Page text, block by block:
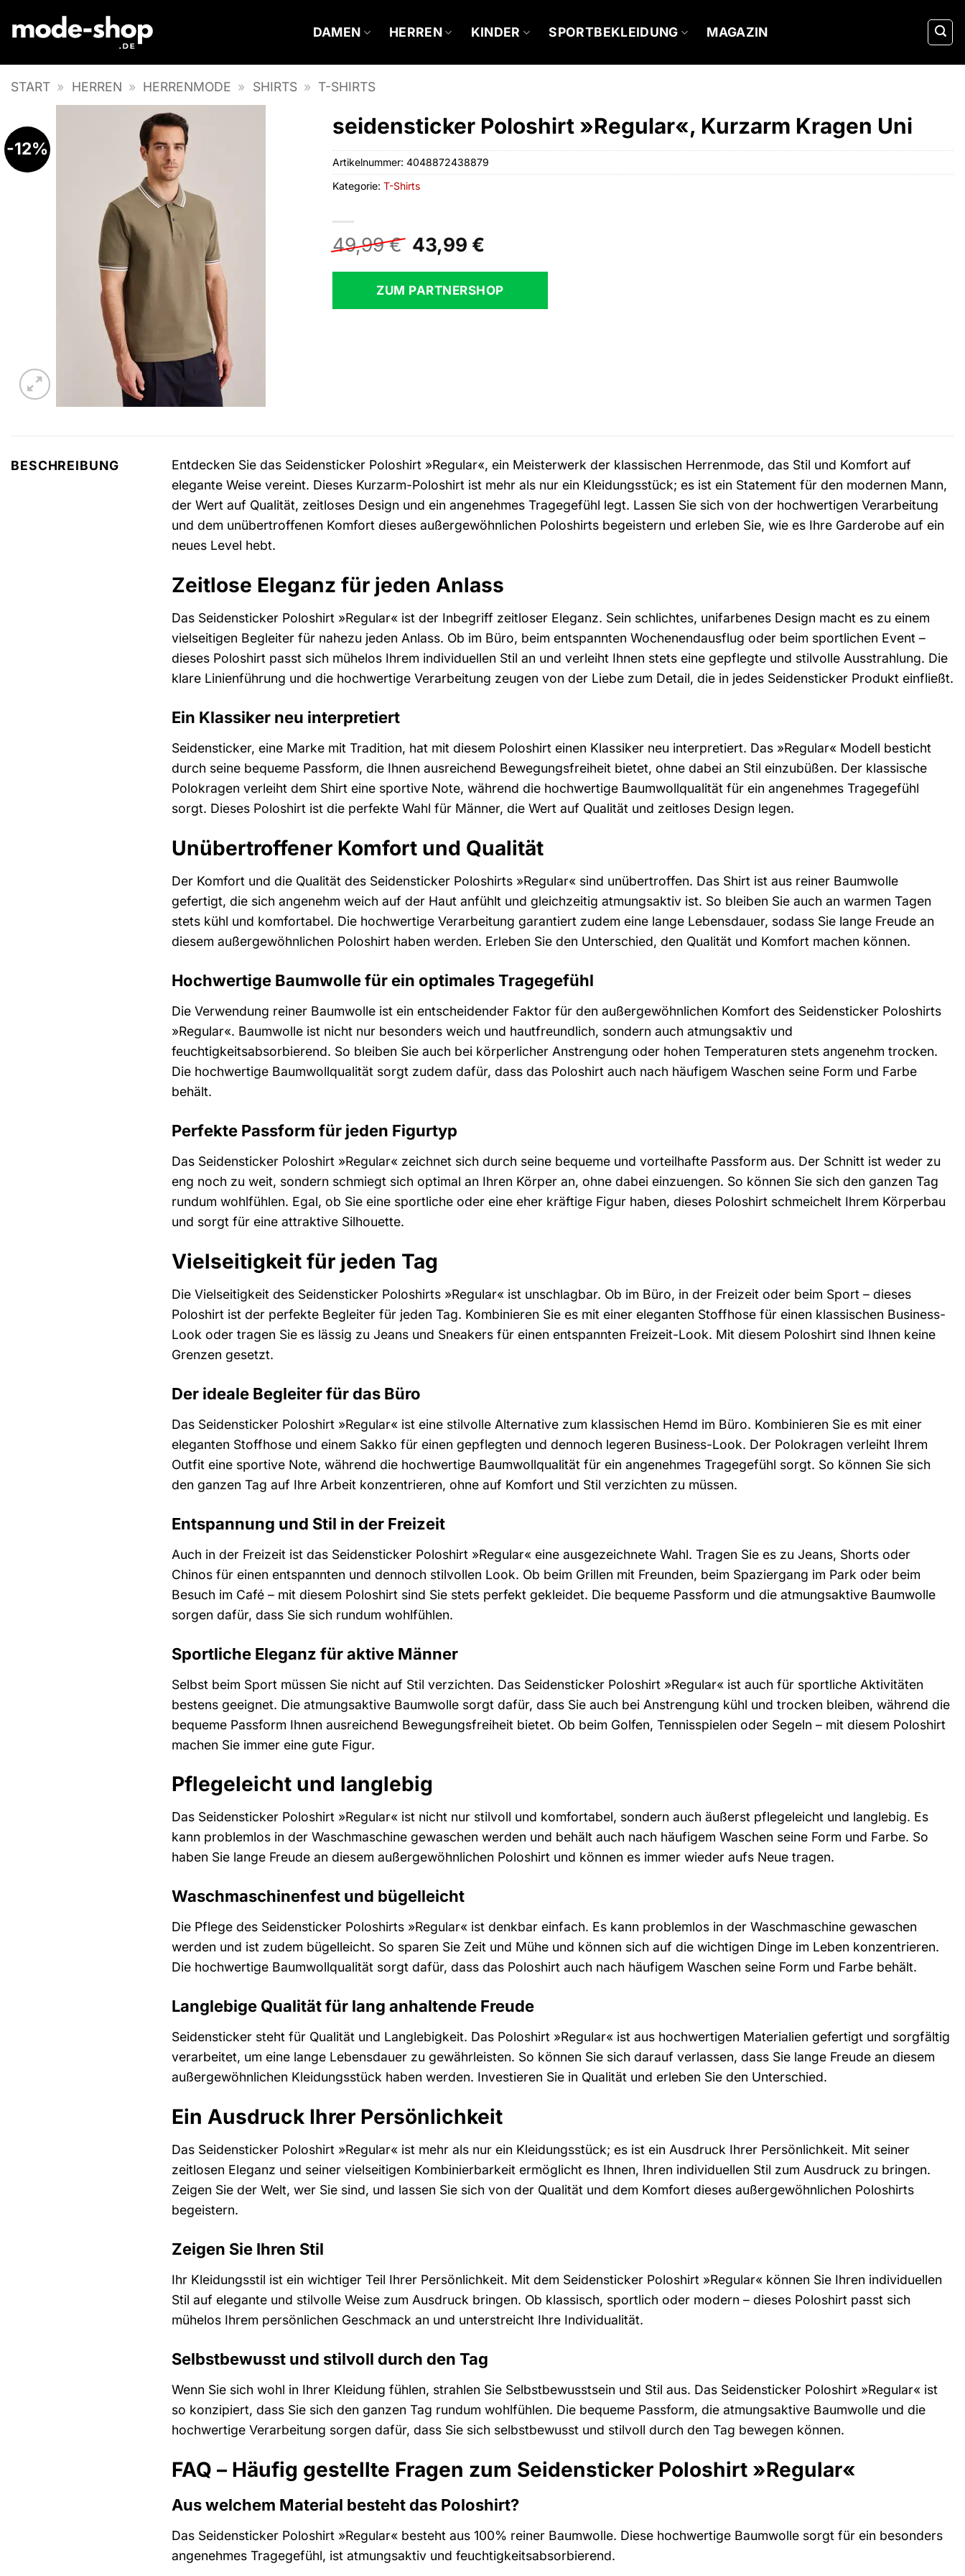
Inhalt
DAMEN HERREN KINDER SPORTBEKLEIDUNG MAGAZIN
START » HERREN » HERRENMODE » SHIRTS » T-SHIRTS
-12%
seidensticker Poloshirt »Regular«, Kurzarm Kragen Uni
49,99€ Ursprünglicher
Preis
war:
49,99 €
43,99 €Aktueller
ist:
43,99 €.
ZUM PARTNERSHOP
Artikelnummer: 4048872438879
Kategorie: T-Shirts
BESCHREIBUNG
Entdecken Sie das Seidensticker Poloshirt »Regular«, ein Meisterwerk der klassischen Herrenmode, das Stil und Komfort auf
elegante Weise vereint. Dieses Kurzarm-Poloshirt ist mehr als nur ein Kleidungsstück; es ist ein Statement für den modernen Mann,
der Wert auf Qualität, zeitloses Design und ein angenehmes Tragegefühl legt. Lassen Sie sich von der hochwertigen Verarbeitung
und dem unübertroffenen Komfort dieses außergewöhnlichen Poloshirts begeistern und erleben Sie, wie es Ihre Garderobe auf ein
neues Level hebt.
Zeitlose Eleganz für jeden Anlass
Das Seidensticker Poloshirt »Regular« ist der Inbegriff zeitloser Eleganz. Sein schlichtes, unifarbenes Design macht es zu einem
vielseitigen Begleiter für nahezu jeden Anlass. Ob im Büro, beim entspannten Wochenendausflug oder beim sportlichen Event –
dieses Poloshirt passt sich mühelos Ihrem individuellen Stil an und verleiht Ihnen stets eine gepflegte und stilvolle Ausstrahlung. Die
klare Linienführung und die hochwertige Verarbeitung zeugen von der Liebe zum Detail, die in jedes Seidensticker Produkt einfließt.
Ein Klassiker neu interpretiert
Seidensticker, eine Marke mit Tradition, hat mit diesem Poloshirt einen Klassiker neu interpretiert. Das »Regular« Modell besticht
durch seine bequeme Passform, die Ihnen ausreichend Bewegungsfreiheit bietet, ohne dabei an Stil einzubüßen. Der klassische
Polokragen verleiht dem Shirt eine sportive Note, während die hochwertige Baumwollqualität für ein angenehmes Tragegefühl
sorgt. Dieses Poloshirt ist die perfekte Wahl für Männer, die Wert auf Qualität und zeitloses Design legen.
Unübertroffener Komfort und Qualität
Der Komfort und die Qualität des Seidensticker Poloshirts »Regular« sind unübertroffen. Das Shirt ist aus reiner Baumwolle
gefertigt, die sich angenehm weich auf der Haut anfühlt und gleichzeitig atmungsaktiv ist. So bleiben Sie auch an warmen Tagen
stets kühl und komfortabel. Die hochwertige Verarbeitung garantiert zudem eine lange Lebensdauer, sodass Sie lange Freude an
diesem außergewöhnlichen Poloshirt haben werden. Erleben Sie den Unterschied, den Qualität und Komfort machen können.
Hochwertige Baumwolle für ein optimales Tragegefühl
Die Verwendung reiner Baumwolle ist ein entscheidender Faktor für den außergewöhnlichen Komfort des Seidensticker Poloshirts
»Regular«. Baumwolle ist nicht nur besonders weich und hautfreundlich, sondern auch atmungsaktiv und
feuchtigkeitsabsorbierend. So bleiben Sie auch bei körperlicher Anstrengung oder hohen Temperaturen stets angenehm trocken.
Die hochwertige Baumwollqualität sorgt zudem dafür, dass das Poloshirt auch nach häufigem Waschen seine Form und Farbe
behält.
Perfekte Passform für jeden Figurtyp
Das Seidensticker Poloshirt »Regular« zeichnet sich durch seine bequeme und vorteilhafte Passform aus. Der Schnitt ist weder zu
eng noch zu weit, sondern schmiegt sich optimal an Ihren Körper an, ohne dabei einzuengen. So können Sie sich den ganzen Tag
rundum wohlfühlen. Egal, ob Sie eine sportliche oder eine eher kräftige Figur haben, dieses Poloshirt schmeichelt Ihrem Körperbau
und sorgt für eine attraktive Silhouette.
Vielseitigkeit für jeden Tag
Die Vielseitigkeit des Seidensticker Poloshirts »Regular« ist unschlagbar. Ob im Büro, in der Freizeit oder beim Sport – dieses
Poloshirt ist der perfekte Begleiter für jeden Tag. Kombinieren Sie es mit einer eleganten Stoffhose für einen klassischen Business-
Look oder tragen Sie es lässig zu Jeans und Sneakers für einen entspannten Freizeit-Look. Mit diesem Poloshirt sind Ihnen keine
Grenzen gesetzt.
Der ideale Begleiter für das Büro
Das Seidensticker Poloshirt »Regular« ist eine stilvolle Alternative zum klassischen Hemd im Büro. Kombinieren Sie es mit einer
eleganten Stoffhose und einem Sakko für einen gepflegten und dennoch legeren Business-Look. Der Polokragen verleiht Ihrem
Outfit eine sportive Note, während die hochwertige Baumwollqualität für ein angenehmes Tragegefühl sorgt. So können Sie sich
den ganzen Tag auf Ihre Arbeit konzentrieren, ohne auf Komfort und Stil verzichten zu müssen.
Entspannung und Stil in der Freizeit
Auch in der Freizeit ist das Seidensticker Poloshirt »Regular« eine ausgezeichnete Wahl. Tragen Sie es zu Jeans, Shorts oder
Chinos für einen entspannten und dennoch stilvollen Look. Ob beim Grillen mit Freunden, beim Spaziergang im Park oder beim
Besuch im Café – mit diesem Poloshirt sind Sie stets perfekt gekleidet. Die bequeme Passform und die atmungsaktive Baumwolle
sorgen dafür, dass Sie sich rundum wohlfühlen.
Sportliche Eleganz für aktive Männer
Selbst beim Sport müssen Sie nicht auf Stil verzichten. Das Seidensticker Poloshirt »Regular« ist auch für sportliche Aktivitäten
bestens geeignet. Die atmungsaktive Baumwolle sorgt dafür, dass Sie auch bei Anstrengung kühl und trocken bleiben, während die
bequeme Passform Ihnen ausreichend Bewegungsfreiheit bietet. Ob beim Golfen, Tennisspielen oder Segeln – mit diesem Poloshirt
machen Sie immer eine gute Figur.
Pflegeleicht und langlebig
Das Seidensticker Poloshirt »Regular« ist nicht nur stilvoll und komfortabel, sondern auch äußerst pflegeleicht und langlebig. Es
kann problemlos in der Waschmaschine gewaschen werden und behält auch nach häufigem Waschen seine Form und Farbe. So
haben Sie lange Freude an diesem außergewöhnlichen Poloshirt und können es immer wieder aufs Neue tragen.
Waschmaschinenfest und bügelleicht
Die Pflege des Seidensticker Poloshirts »Regular« ist denkbar einfach. Es kann problemlos in der Waschmaschine gewaschen
werden und ist zudem bügelleicht. So sparen Sie Zeit und Mühe und können sich auf die wichtigen Dinge im Leben konzentrieren.
Die hochwertige Baumwollqualität sorgt dafür, dass das Poloshirt auch nach häufigem Waschen seine Form und Farbe behält.
Langlebige Qualität für lang anhaltende Freude
Seidensticker steht für Qualität und Langlebigkeit. Das Poloshirt »Regular« ist aus hochwertigen Materialien gefertigt und sorgfältig
verarbeitet, um eine lange Lebensdauer zu gewährleisten. So können Sie sich darauf verlassen, dass Sie lange Freude an diesem
außergewöhnlichen Kleidungsstück haben werden. Investieren Sie in Qualität und erleben Sie den Unterschied.
Ein Ausdruck Ihrer Persönlichkeit
Das Seidensticker Poloshirt »Regular« ist mehr als nur ein Kleidungsstück; es ist ein Ausdruck Ihrer Persönlichkeit. Mit seiner
zeitlosen Eleganz und seiner vielseitigen Kombinierbarkeit ermöglicht es Ihnen, Ihren individuellen Stil zum Ausdruck zu bringen.
Zeigen Sie der Welt, wer Sie sind, und lassen Sie sich von der Qualität und dem Komfort dieses außergewöhnlichen Poloshirts
begeistern.
Zeigen Sie Ihren Stil
Ihr Kleidungsstil ist ein wichtiger Teil Ihrer Persönlichkeit. Mit dem Seidensticker Poloshirt »Regular« können Sie Ihren individuellen
Stil auf elegante und stilvolle Weise zum Ausdruck bringen. Ob klassisch, sportlich oder modern – dieses Poloshirt passt sich
mühelos Ihrem persönlichen Geschmack an und unterstreicht Ihre Individualität.
Selbstbewusst und stilvoll durch den Tag
Wenn Sie sich wohl in Ihrer Kleidung fühlen, strahlen Sie Selbstbewusstsein und Stil aus. Das Seidensticker Poloshirt »Regular« ist
so konzipiert, dass Sie sich den ganzen Tag rundum wohlfühlen. Die bequeme Passform, die atmungsaktive Baumwolle und die
hochwertige Verarbeitung sorgen dafür, dass Sie sich selbstbewusst und stilvoll durch den Tag bewegen können.
FAQ – Häufig gestellte Fragen zum Seidensticker Poloshirt »Regular«
Aus welchem Material besteht das Poloshirt?
Das Seidensticker Poloshirt »Regular« besteht aus 100% reiner Baumwolle. Diese hochwertige Baumwolle sorgt für ein besonders
angenehmes Tragegefühl, ist atmungsaktiv und feuchtigkeitsabsorbierend.